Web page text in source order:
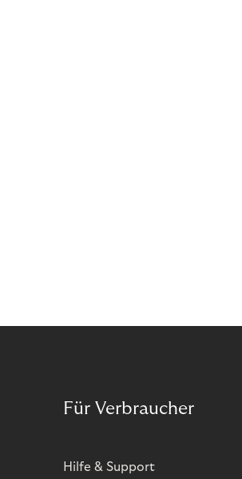
Für Verbraucher
Hilfe & Support